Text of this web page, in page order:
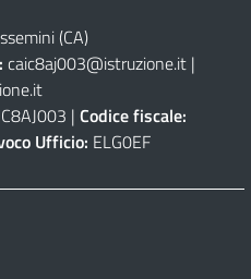
(CA)
caic8aj003@istruzione.it |
| Codice fiscale:
Ufficio: ELG0EF